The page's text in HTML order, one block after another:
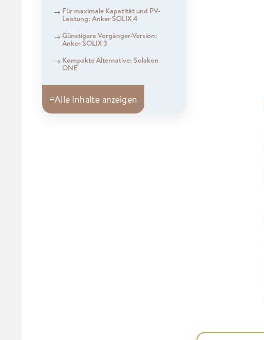
Für maximale Kapazität und PV-
Leistung: Anker SOLIX 4
Günstigere Vorgänger-Version:
Anker SOLIX 3
Kompakte Alternative: Solakon
ONE
≡Alle Inhalte anzeigen